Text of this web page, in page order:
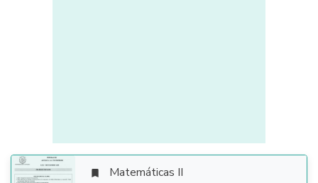
 Matemáticas II